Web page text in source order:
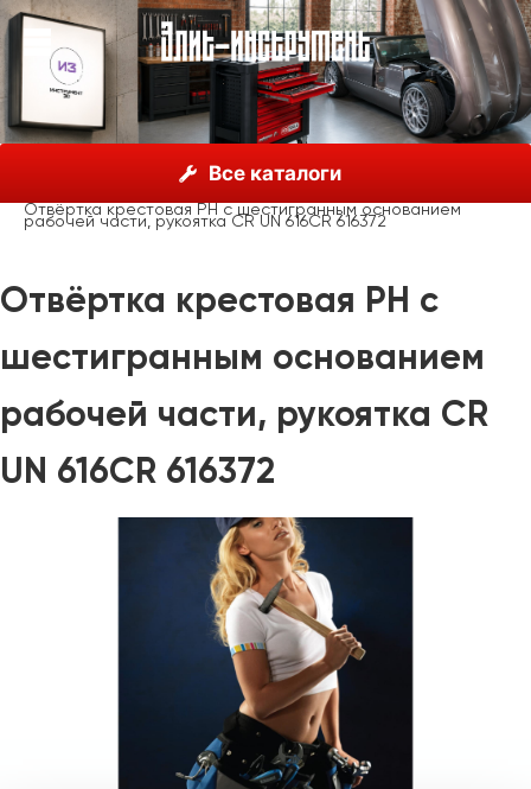
Все каталоги
Unior, Словения
Отвёртки крестовые
Отвёртка крестовая PH с шестигранным основанием
рабочей части, рукоятка CR UN 616CR 616372
Отвёртка крестовая PH с
шестигранным основанием
рабочей части, рукоятка CR
UN 616CR 616372